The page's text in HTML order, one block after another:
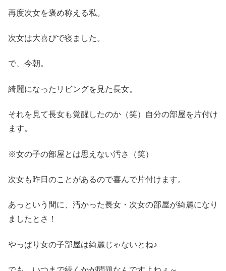
再度次女を褒め称える私。
次女は大喜びで寝ました。
で、今朝。
綺麗になったリビングを見た長女。
それを見て長女も覚醒したのか（笑）自分の部屋を片付け
ます。
※女の子の部屋とは思えない汚さ（笑）
次女も昨日のことがあるので喜んで片付けます。
あっという間に、汚かった長女・次女の部屋が綺麗になり
ましたとさ！
やっぱり女の子部屋は綺麗じゃないとね♪